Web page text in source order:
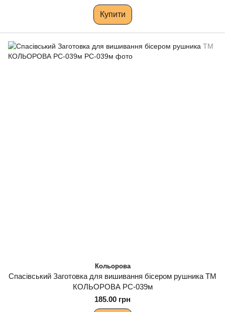
Купити
Кольорова
Спасівський Заготовка для вишивання бісером рушника ТМ
КОЛЬОРОВА РС-039м
185.00 грн